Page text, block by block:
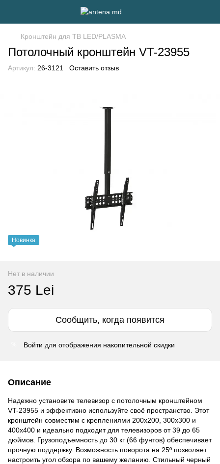
Кронштейн для ТВ LED/PLASMA
Потолочный кронштейн VT-23955
Артикул: 26-3121 Оставить отзыв
Новинка
Нет в наличии
375 Lei
Сообщить, когда появится
Войти для отображения накопительной скидки
Описание
Надежно установите телевизор с потолочным кронштейном
VT-23955 и эффективно используйте своё пространство. Этот
кронштейн совместим с креплениями 200x200, 300x300 и
400x400 и идеально подходит для телевизоров от 39 до 65
дюймов. Грузоподъемность до 30 кг (66 фунтов) обеспечивает
прочную поддержку. Возможность поворота на 25º позволяет
настроить угол обзора по вашему желанию. Стильный черный